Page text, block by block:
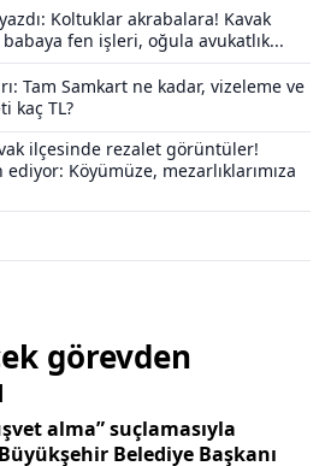
Koltuklar akrabalara! Kavak
fen işleri, oğula avukatlık...
Tam Samkart ne kadar, vizeleme ve
kaç TL?
ilçesinde rezalet görüntüler!
Köyümüze, mezarlıklarımıza
görevden
alma” suçlamasıyla
Belediye Başkanı